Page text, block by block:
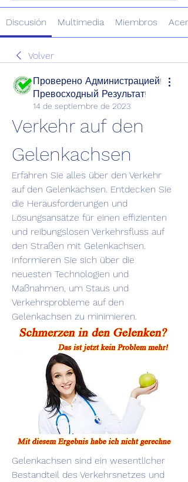
Discusión Multimedia Miembros
Volver
Проверено Администрацией!
Превосходный Результат!
14 de septiembre de 2023
Verkehr auf den
Gelenkachsen
Erfahren Sie alles über den Verkehr
auf den Gelenkachsen. Entdecken Sie
die Herausforderungen und
Lösungsansätze für einen effizienten
und reibungslosen Verkehrsfluss auf
den Straßen mit Gelenkachsen.
Informieren Sie sich über die
neuesten Technologien und
Maßnahmen, um Staus und
Verkehrsprobleme auf den
Gelenkachsen zu minimieren.
Gelenkachsen sind ein wesentlicher
Bestandteil des Verkehrsnetzes und